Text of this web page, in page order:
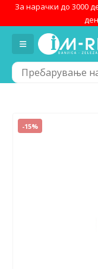
За нарачки до 3000
-15%